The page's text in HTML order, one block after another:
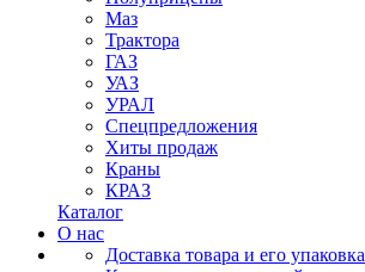
Маз
Трактора
ГАЗ
УАЗ
УРАЛ
Спецпредложения
Хиты продаж
Краны
КРАЗ
Каталог
О нас
Доставка товара и его упаковка